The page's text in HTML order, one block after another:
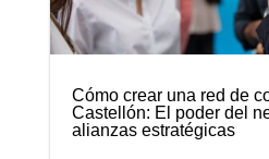
Cómo crear una red de
Castellón: El poder del
alianzas estratégicas